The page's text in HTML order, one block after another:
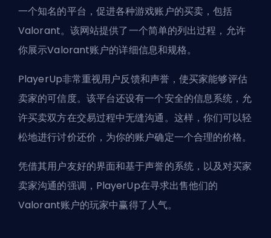
一个知名的平台，促进各种游戏账户的买卖，包括
Valorant。该网站提供了一个简单的列出过程，允许
你展示Valorant账户的详细信息和规格。
PlayerUp非常重视用户反馈和声誉，使买家能够评估
卖家的可信度。该平台还设有一个安全的信息系统，允
许买卖双方在交易过程中无缝沟通。这样，你们可以轻
松地进行讨价还价，为你的账户确定一个合理的价格。
凭借其用户友好的界面和基于声誉的系统，以及对买家
卖家沟通的强调，PlayerUp在寻求出售他们的
Valorant账户的玩家中赢得了人气。